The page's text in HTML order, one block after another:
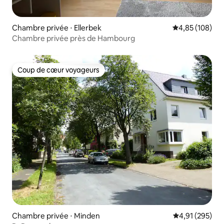
Chambre privée ⋅ Ellerbek Évaluation
4,85 (108)
Chambre privée près de Hambourg
Coup de cœur voyageurs
Coup de cœur voyageurs
Chambre privée ⋅ Minden Évaluation
4,91 (295)